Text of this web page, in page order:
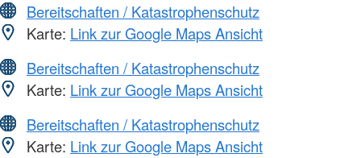
Bereitschaften / Katastrophenschutz
Karte: Link zur Google Maps Ansicht
Bereitschaften / Katastrophenschutz
Karte: Link zur Google Maps Ansicht
Bereitschaften / Katastrophenschutz
Karte: Link zur Google Maps Ansicht